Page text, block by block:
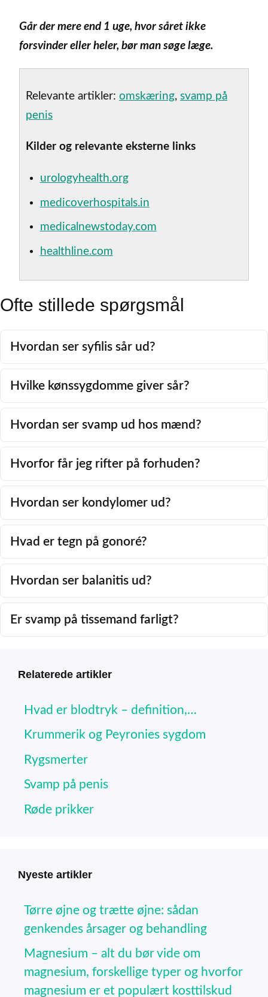
Går der mere end 1 uge, hvor såret ikke
forsvinder eller heler, bør man søge læge.
Relevante artikler: omskæring, svamp på
penis
Kilder og relevante eksterne links
urologyhealth.org
medicoverhospitals.in
medicalnewstoday.com
healthline.com
Ofte stillede spørgsmål
Hvordan ser syfilis sår ud?
Hvilke kønssygdomme giver sår?
Hvordan ser svamp ud hos mænd?
Hvorfor får jeg rifter på forhuden?
Hvordan ser kondylomer ud?
Hvad er tegn på gonoré?
Hvordan ser balanitis ud?
Er svamp på tissemand farligt?
Relaterede artikler
Hvad er blodtryk – definition,…
Krummerik og Peyronies sygdom
Rygsmerter
Svamp på penis
Røde prikker
Nyeste artikler
Tørre øjne og trætte øjne: sådan
genkendes årsager og behandling
Magnesium – alt du bør vide om
magnesium, forskellige typer og hvorfor
magnesium er et populært kosttilskud